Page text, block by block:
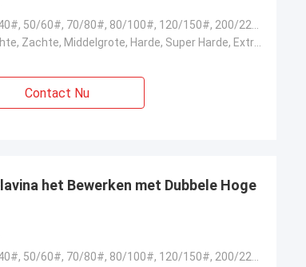
Contact Nu
het Bewerken met Dubbele Hoge